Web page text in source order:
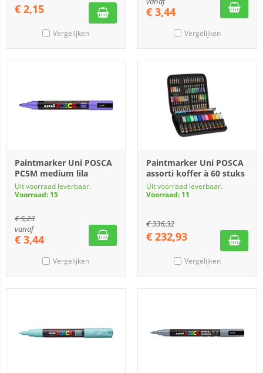
€ 2,15
Vergelijken
€ 3,44
Vergelijken
Paintmarker Uni POSCA
PC5M medium lila
Uit voorraad leverbaar.
Voorraad: 15
€5,23
vanaf
€ 3,44
Vergelijken
Paintmarker Uni POSCA
assorti koffer à 60 stuks
Uit voorraad leverbaar.
Voorraad: 11
€336,32
€ 232,93
Vergelijken